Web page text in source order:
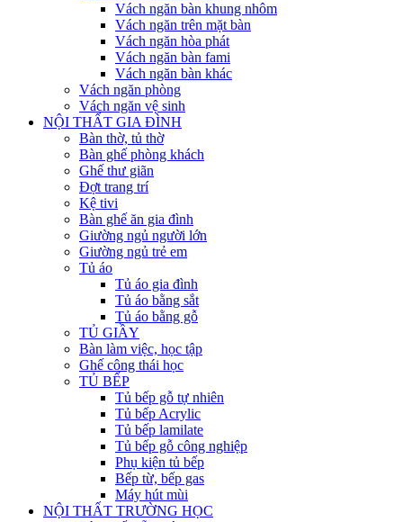
Vách ngăn bàn khung nhôm
Vách ngăn trên mặt bàn
Vách ngăn hòa phát
Vách ngăn bàn fami
Vách ngăn bàn khác
Vách ngăn phòng
Vách ngăn vệ sinh
NỘI THẤT GIA ĐÌNH
Bàn thờ, tủ thờ
Bàn ghế phòng khách
Ghế thư giãn
Đợt trang trí
Kệ tivi
Bàn ghế ăn gia đình
Giường ngủ người lớn
Giường ngủ trẻ em
Tủ áo
Tủ áo gia đình
Tủ áo bằng sắt
Tủ áo bằng gỗ
TỦ GIẦY
Bàn làm việc, học tập
Ghế công thái học
TỦ BẾP
Tủ bếp gỗ tự nhiên
Tủ bếp Acrylic
Tủ bếp lamilate
Tủ bếp gỗ công nghiệp
Phụ kiện tủ bếp
Bếp từ, bếp gas
Máy hút mùi
NỘI THẤT TRƯỜNG HỌC